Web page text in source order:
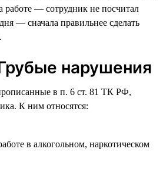
работе — сотрудник не посчитал
— сначала правильнее сделать
нарушения
в п. 6 ст. 81 ТК РФ,
К ним относятся:
в алкогольном, наркотическом